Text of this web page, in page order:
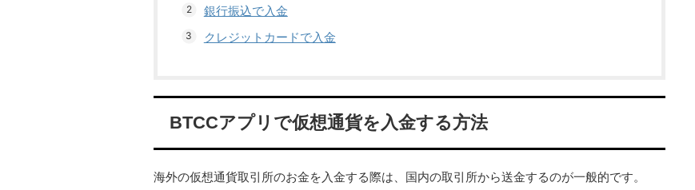
銀行振込で入金
クレジットカードで入金
BTCCアプリで仮想通貨を入金する方法
海外の仮想通貨取引所のお金を入金する際は、国内の取引所から送金するのが一般的です。